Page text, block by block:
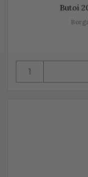
Este un vin
ușoare, parfumate.
pare dulce. Alege
pe care îl poate
Butoi